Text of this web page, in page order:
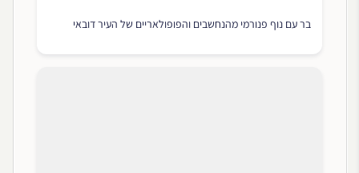
בר עם נוף פנורמי מהנחשבים והפופולאריים של העיר דובאי